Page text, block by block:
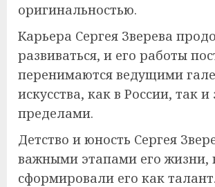
оригинальностью.
Карьера Сергея Зверева
развиваться, и его работы
перенимаются ведущими
искусства, как в России, так и
пределами.
Детство и юность Сергея
важными этапами его жизни,
сформировали его как